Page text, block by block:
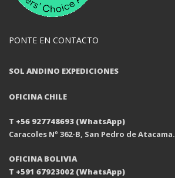
PONTE EN CONTACTO
SOL ANDINO EXPEDICIONES
OFICINA CHILE
T +56 927748693 (WhatsApp)
Caracoles Nº 362-B, San Pedro de Atacama.
OFICINA BOLIVIA
T +591 67923002 (WhatsApp)